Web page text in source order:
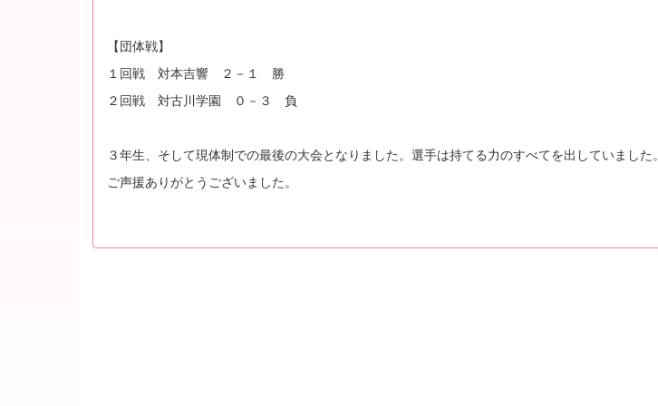
【団体戦】
１回戦 対本吉響 ２－１ 勝
２回戦 対古川学園 ０－３ 負
３年生、そして現体制での最後の大会となりました。選手は持てる力のすべてを出していました。
ご声援ありがとうございました。